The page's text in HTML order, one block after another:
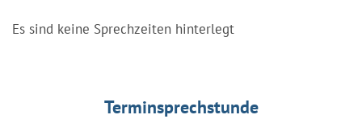
Es sind keine Sprechzeiten hinterlegt
Terminsprechstunde